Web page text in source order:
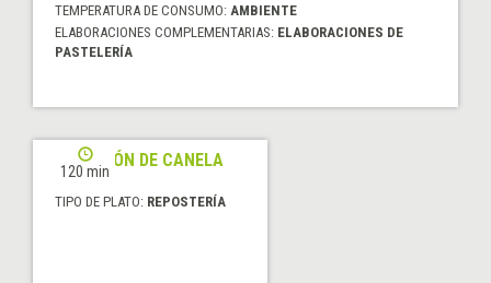
TEMPERATURA DE CONSUMO: AMBIENTE
ELABORACIONES COMPLEMENTARIAS: ELABORACIONES DE
PASTELERÍA
120 min
POLVORÓN DE CANELA
TIPO DE PLATO: REPOSTERÍA